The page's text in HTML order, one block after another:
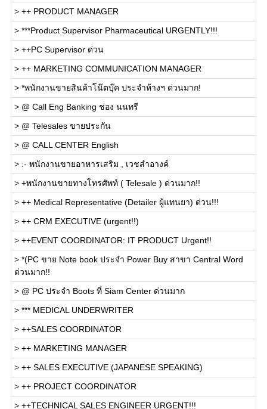
> ++ PRODUCT MANAGER
> ***Product Supervisor Pharmaceutical URGENTLY!!!
> ++PC Supervisor ด่วน
> ++ MARKETING COMMUNICATION MANAGER
> *พนักงานขายสินค้าโน๊ตบุ๊ค ประจำห้างฯ ด่วนมาก!
> @ Call Eng Banking ช่อง นนทรี
> @ Telesales ขายประกัน
> @ CALL CENTER English
> :- พนักงานขายอาหารเสริม , เวชสำอางค์
> +พนักงานขายทางโทรศัพท์ ( Telesale ) ด่วนมาก!!
> ++ Medical Representative (Detailer ผู้แทนยา) ด่วน!!!
> ++ CRM EXECUTIVE (urgent!!)
> ++EVENT COORDINATOR: IT PRODUCT Urgent!!
> *(PC ขาย Note book ประจำ Power Buy สาขา Central Word
ด่วนมาก!!
> @ PC ประจำ Boots ที่ Siam Center ด่วนมาก
> *** MEDICAL UNDERWRITER
> ++SALES COORDINATOR
> ++ MARKETING MANAGER
> ++ SALES EXECUTIVE (JAPANESE SPEAKING)
> ++ PROJECT COORDINATOR
> ++TECHNICAL SALES ENGINEER URGENT!!!